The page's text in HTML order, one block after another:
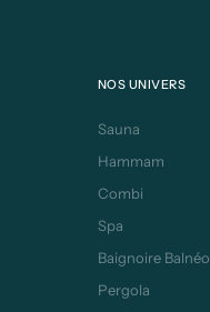
NOS UNIVERS
Sauna
Hammam
Combi
Spa
Baignoire Balnéo
Pergola